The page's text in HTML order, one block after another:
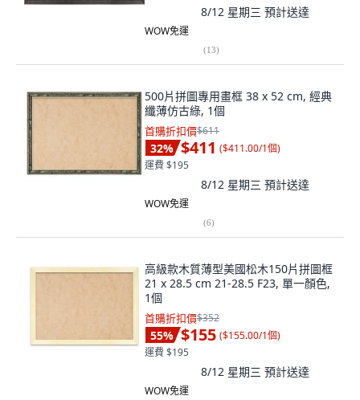
8/12 星期三 預計送達
WOW免運
(13)
500片拼圖專用畫框 38 x 52 cm, 經典
纖薄仿古綠, 1個
首購折扣價$611
32% $411 ($411.00/1個)
運費 $195
8/12 星期三 預計送達
WOW免運
(6)
高級款木質薄型美國松木150片拼圖框
21 x 28.5 cm 21-28.5 F23, 單一顏色,
1個
首購折扣價$352
55% $155 ($155.00/1個)
運費 $195
8/12 星期三 預計送達
WOW免運